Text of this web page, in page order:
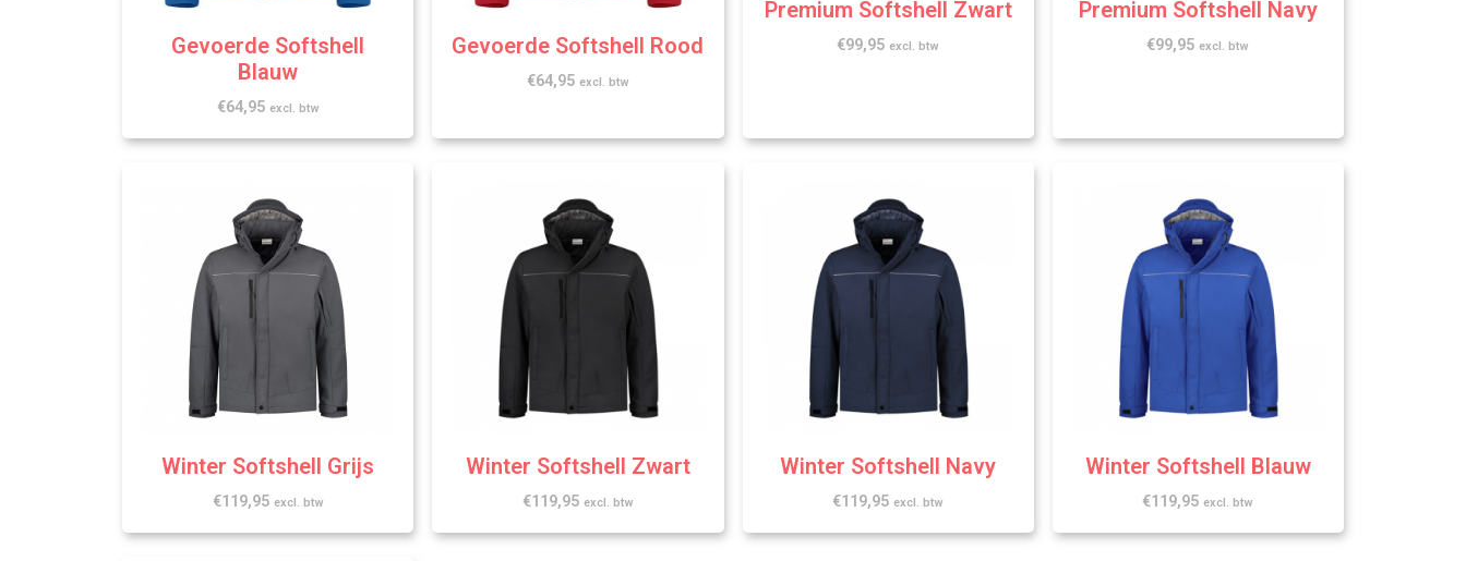
Gevoerde Softshell
Blauw
€64,95 excl. btw
Gevoerde Softshell Rood
€64,95 excl. btw
Premium Softshell Zwart
€99,95 excl. btw
Premium Softshell Navy
€99,95 excl. btw
Winter Softshell Grijs
€119,95 excl. btw
Winter Softshell Zwart
€119,95 excl. btw
Winter Softshell Navy
€119,95 excl. btw
Winter Softshell Blauw
€119,95 excl. btw